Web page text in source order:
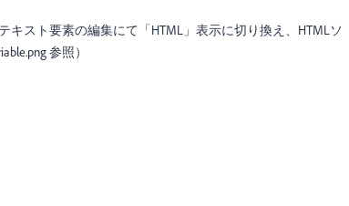
スト要素の編集にて「HTML」表示に切り換え、HTMLソ
参照）